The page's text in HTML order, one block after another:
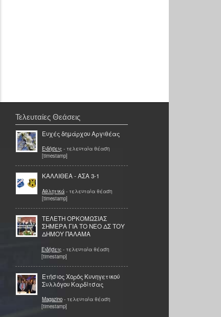
Τελευταίες Θεάσεις
Ευχές δημάρχου Αργιθέας
Ειδήσεις - τελευταία θέαση
[timestamp]
ΚΑΛΛΙΘΕΑ - ΑΣΑ 3-1
Αθλητικά - τελευταία θέαση
[timestamp]
ΤΕΛΕΤΗ ΟΡΚΟΜΩΣΙΑΣ
ΣΗΜΕΡΑ ΓΙΑ ΤΟ ΝΕΟ ΔΣ ΤΟΥ
ΔΗΜΟΥ ΠΑΛΑΜΑ
Ειδήσεις - τελευταία θέαση
[timestamp]
Ετήσιος Χορός Κυνηγετικού
Συλλόγου Καρδίτσας
Magazino - τελευταία θέαση
[timestamp]